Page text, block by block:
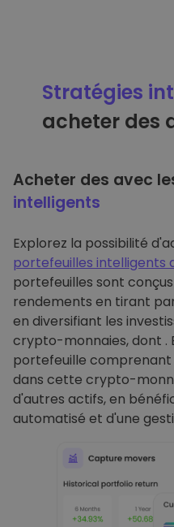
Stratégies
acheter des
Acheter des avec
intelligents
Explorez la possibilité
portefeuilles intelligents
portefeuilles sont
rendements en tirant
en diversifiant les
crypto-monnaies, dont .
portefeuille comprenant
dans cette crypto-
d'autres actifs, en
automatisé et d'une